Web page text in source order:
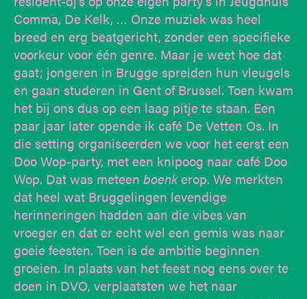
Comma, De Kelk, … Onze muziek was heel
breed en erg beatgericht, zonder een specifieke
voorkeur voor één genre. Maar je weet hoe dat
gaat; jongeren in Brugge spreiden hun vleugels
en gaan studeren in Gent of Brussel. Toen kwam
het bij ons dus op een laag pitje te staan. Een
paar jaar later opende ik café De Vetten Os. In
die setting organiseerden we voor het eerst een
Doo Wop-party, met een knipoog naar café Doo
Wop. Dat was meteen boenkerop. We merkten
dat heel wat Bruggelingen levendige
herinneringen hadden aan die vibes van
vroeger en dat er echt wel een gemis was naar
goeie feesten. Toen is de ambitie beginnen
groeien. In plaats van het feest nog eens over te
doen in DVO, verplaatsten we het naar